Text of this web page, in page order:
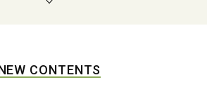
CONTENTS